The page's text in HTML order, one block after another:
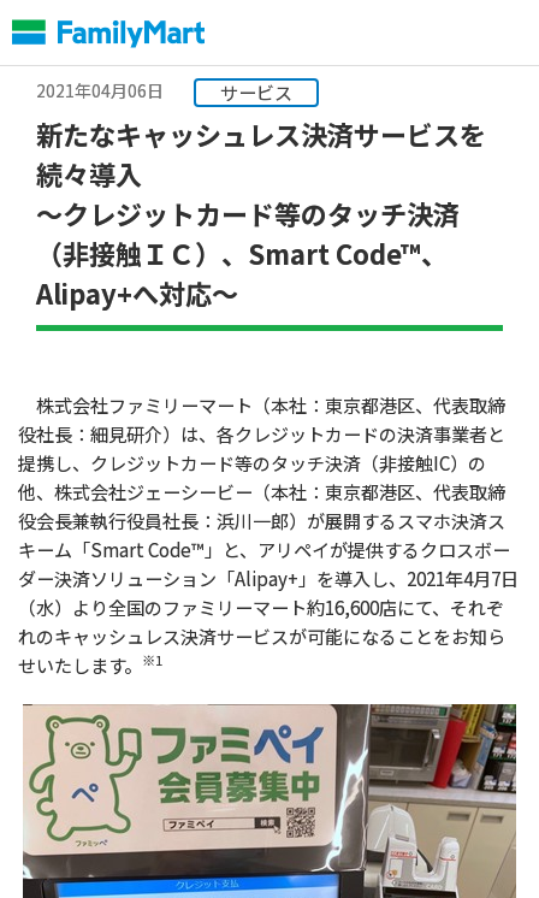
文
へ
2021年04月06日
サービス
新たなキャッシュレス決済サービスを
続々導入
～クレジットカード等のタッチ決済
（非接触ＩＣ）、Smart Code™、
Alipay+へ対応～
株式会社ファミリーマート（本社：東京都港区、代表取締
役社長：細見研介）は、各クレジットカードの決済事業者と
提携し、クレジットカード等のタッチ決済（非接触IC）の
他、株式会社ジェーシービー（本社：東京都港区、代表取締
役会長兼執行役員社長：浜川一郎）が展開するスマホ決済ス
キーム「Smart Code™」と、アリペイが提供するクロスボー
ダー決済ソリューション「Alipay+」を導入し、2021年4月7日
（水）より全国のファミリーマート約16,600店にて、それぞ
れのキャッシュレス決済サービスが可能になることをお知ら
せいたします。
※1